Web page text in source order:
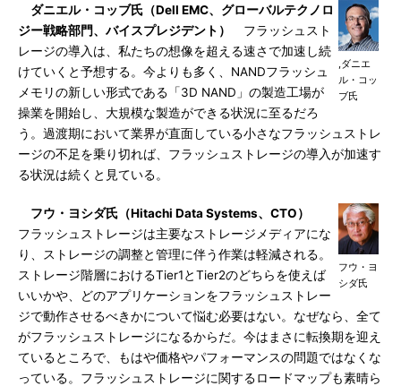
,ダニエ
ル・コッ
ブ氏
ダニエル・コッブ氏（Dell EMC、グローバルテクノロ
ジー戦略部門、バイスプレジデント）
フラッシュスト
レージの導入は、私たちの想像を超える速さで加速し続
けていくと予想する。今よりも多く、NANDフラッシュ
メモリの新しい形式である「3D NAND」の製造工場が
操業を開始し、大規模な製造ができる状況に至るだろ
う。過渡期において業界が直面している小さなフラッシュストレ
ージの不足を乗り切れば、フラッシュストレージの導入が加速す
る状況は続くと見ている。
フウ・ヨ
シダ氏
フウ・ヨシダ氏（Hitachi Data Systems、CTO）
フラッシュストレージは主要なストレージメディアにな
り、ストレージの調整と管理に伴う作業は軽減される。
ストレージ階層におけるTier1とTier2のどちらを使えば
いいかや、どのアプリケーションをフラッシュストレー
ジで動作させるべきかについて悩む必要はない。なぜなら、全て
がフラッシュストレージになるからだ。今はまさに転換期を迎え
ているところで、もはや価格やパフォーマンスの問題ではなくな
っている。フラッシュストレージに関するロードマップも素晴ら